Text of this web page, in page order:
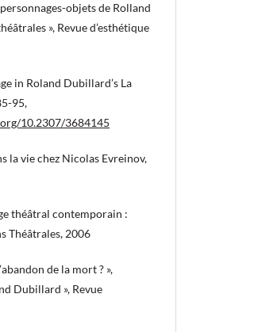
objets de Rolland
», Revue d’esthétique
in Roland Dubillard’s La
95,
10.2307/3684145
la vie chez Nicolas Evreinov,
théâtral contemporain :
Théâtrales, 2006
de la mort ? »,
Dubillard », Revue